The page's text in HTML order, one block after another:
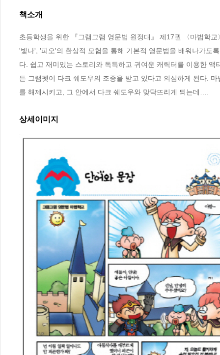
책소개
초등학생을 위한 『그램그램 영문법 원정대』 제17권 〈마법학
'빛나', '피오'의 환상적 모험을 통해 기본적 영문법을 배워나가도
다. 쉽고 재미있는 스토리와 독특하고 귀여운 캐릭터를 이용한
든 그램펫이 다크 쉐도우의 조종을 받고 있다고 의심하게 된다.
를 해제시키고, 그 안에서 다크 쉐도우와 맞닥뜨리게 되는데….
상세이미지